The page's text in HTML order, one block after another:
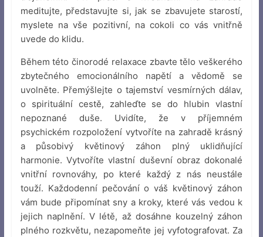
meditujte, představujte si, jak se zbavujete starostí,
myslete na vše pozitivní, na cokoli co vás vnitřně
uvede do klidu.
Během této činorodé relaxace zbavte tělo veškerého
zbytečného emocionálního napětí a vědomě se
uvolněte. Přemýšlejte o tajemství vesmírných dálav,
o spirituální cestě, zahleďte se do hlubin vlastní
nepoznané duše. Uvidíte, že v příjemném
psychickém rozpoložení vytvoříte na zahradě krásný
a působivý květinový záhon plný uklidňující
harmonie. Vytvoříte vlastní duševní obraz dokonalé
vnitřní rovnováhy, po které každý z nás neustále
touží. Každodenní pečování o váš květinový záhon
vám bude připomínat sny a kroky, které vás vedou k
jejich naplnění. V létě, až dosáhne kouzelný záhon
plného rozkvětu, nezapomeňte jej vyfotografovat. Za